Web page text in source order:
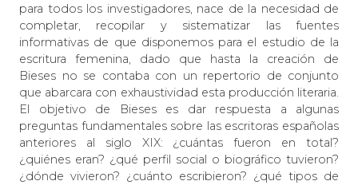
para todos los investigadores, nace de la necesidad de
completar, recopilar y sistematizar las fuentes
informativas de que disponemos para el estudio de la
escritura femenina, dado que hasta la creación de
Bieses no se contaba con un repertorio de conjunto
que abarcara con exhaustividad esta producción literaria.
El objetivo de Bieses es dar respuesta a algunas
preguntas fundamentales sobre las escritoras españolas
anteriores al siglo XIX: ¿cuántas fueron en total?
¿quiénes eran? ¿qué perfil social o biográfico tuvieron?
¿dónde vivieron? ¿cuánto escribieron? ¿qué tipos de